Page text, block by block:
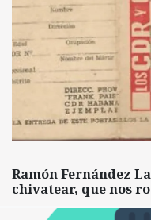
Ramón Fernández
chivatear, que nos